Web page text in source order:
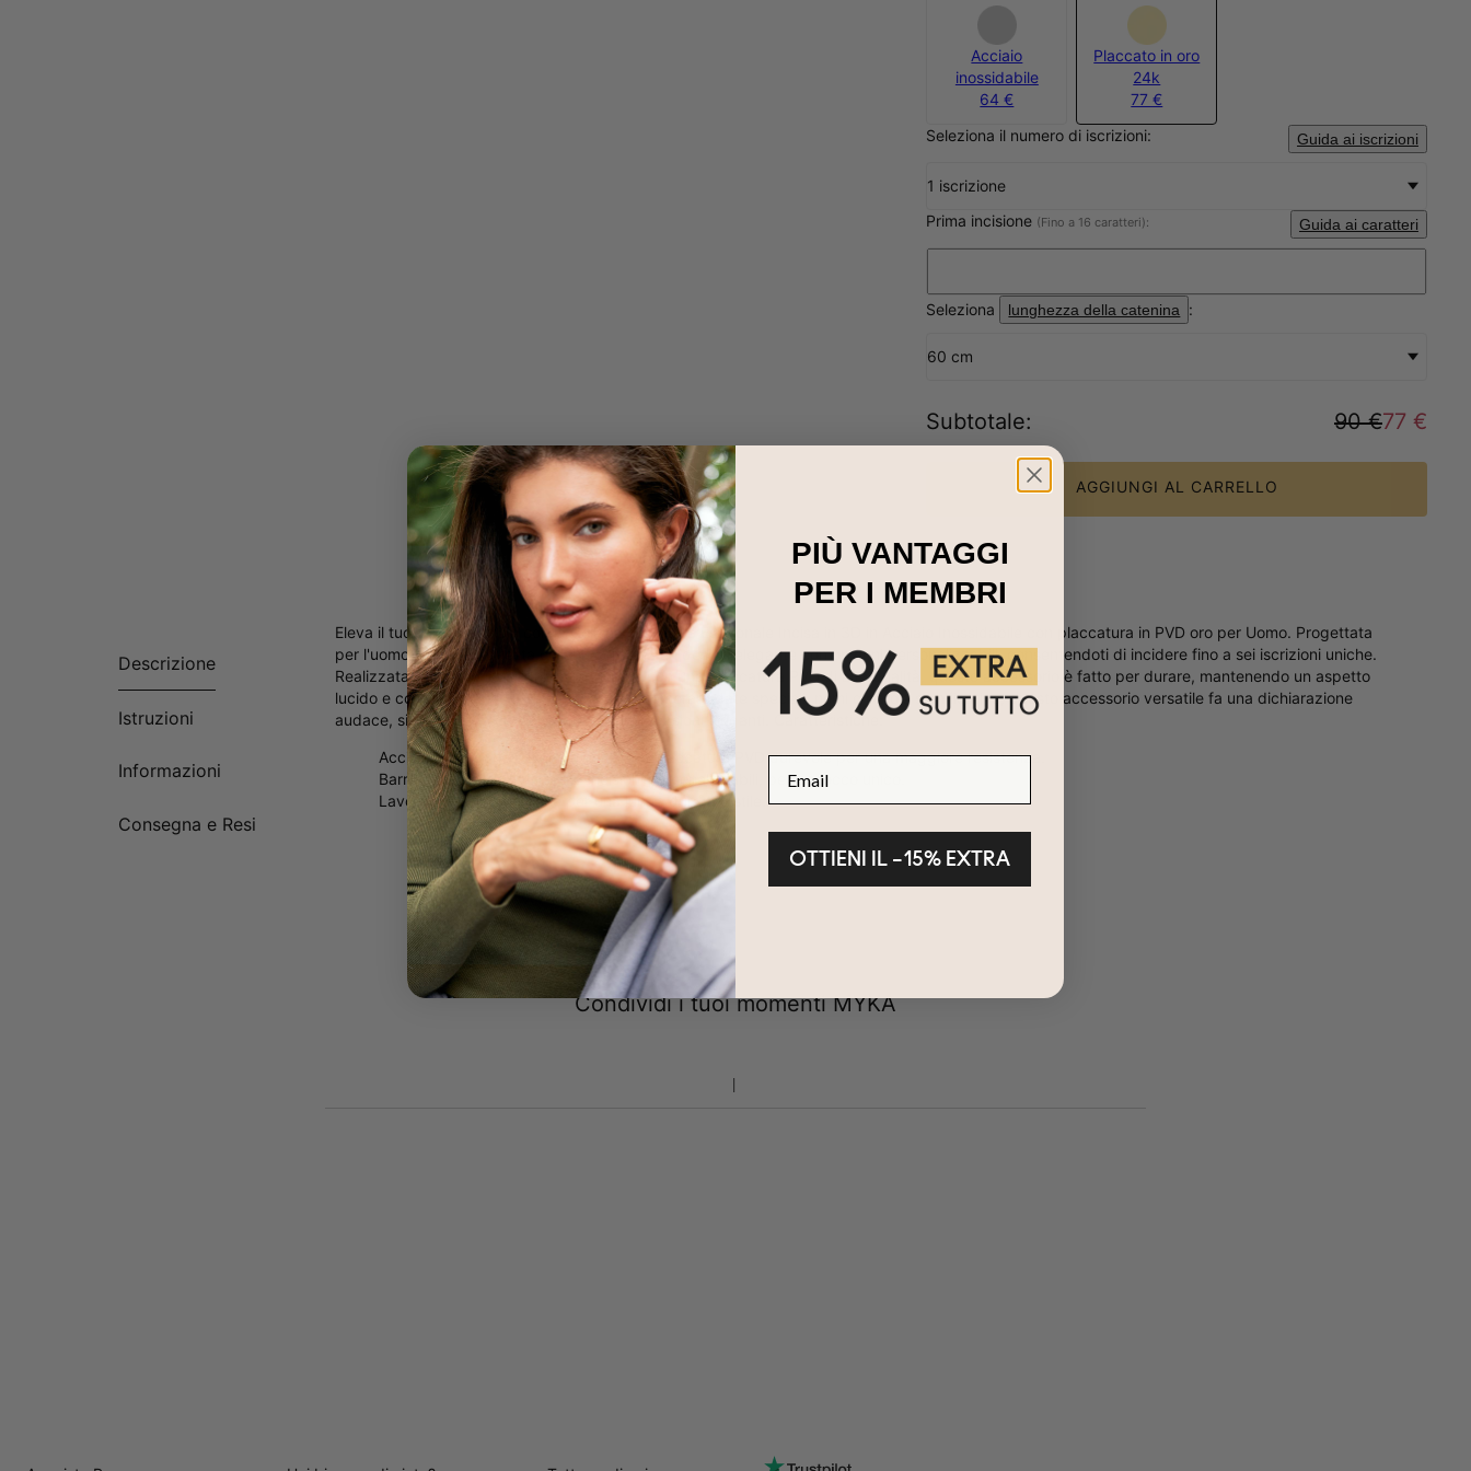
Acciaio
inossidabile
64 €
Placcato in oro
24k
77 €
Seleziona il numero di iscrizioni:
Guida ai iscrizioni
1 iscrizione
Prima incisione (Fino a 16 caratteri): Guida ai caratteri
Seleziona lunghezza della catenina :
60 cm
Subtotale: 90 €77 €
AGGIUNGI AL CARRELLO
Descrizione
Istruzioni
Informazioni
Consegna e Resi
Eleva il tuo stile personale con la Collana con Barra Esagonale Incisa in 3D in Acciaio Inossidabile con placcatura in PVD oro per Uomo. Progettata
per l'uomo moderno, questa collana combina un design elegante con opzioni personalizzabili, consentendoti di incidere fino a sei iscrizioni uniche.
Realizzata in acciaio inossidabile resistente con una placcatura PVD di alta qualità, questo accessorio è fatto per durare, mantenendo un aspetto
lucido e contemporaneo. Perfetta per commemorare date speciali, nomi o parole significative, questo accessorio versatile fa una dichiarazione
audace, sia indossato casualmente che in occasioni eleganti. Caratteristiche:
Acciaio inossidabile di alta qualità con placcatura PVD durevole per una maggiore resistenza.
Barra esagonale con fino a 6 incisioni personalizzabili, per un tocco unico.
Lavorazione di precisione per una lunga durata e stile.
Condividi i tuoi momenti MYKA
PIÙ VANTAGGI
PER I MEMBRI
OTTIENI IL –15% EXTRA